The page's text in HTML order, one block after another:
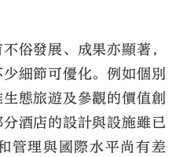
俗發展、成果亦顯著，
細節可優化。例如個別
態旅遊及參觀的價值創
酒店的設計與設施雖已
管理與國際水平尚有差